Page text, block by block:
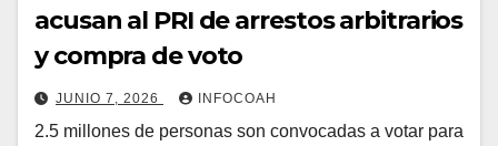
acusan al PRI de arrestos arbitrarios
y compra de voto
JUNIO 7, 2026 INFOCOAH
2.5 millones de personas son convocadas a votar para